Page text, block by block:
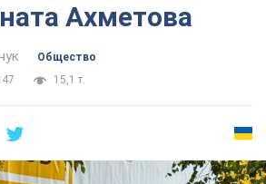
Ахметова
Общество
15,1 т.